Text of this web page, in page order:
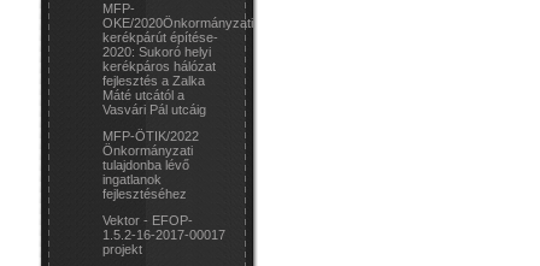
MFP-
OKE/2020Önkormányzati
kerékpárút építése-
2020: Sukoró helyi
kerékpáros hálózat
fejlesztés a Zalka
Máté utcától a
Vasvári Pál utcáig
MFP-ÖTIK/2022
Önkormányzati
tulajdonba lévő
ingatlanok
fejlesztéséhez
Vektor - EFOP-
1.5.2-16-2017-00017
projekt